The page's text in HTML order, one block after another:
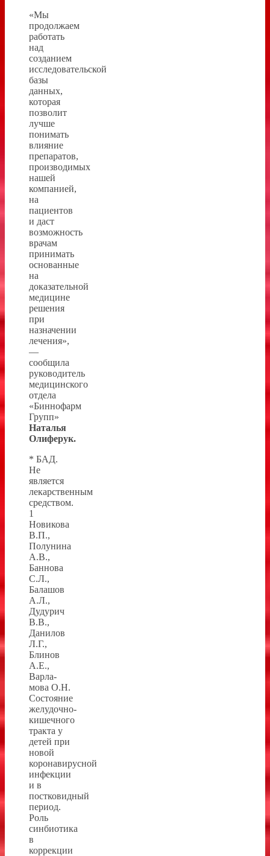
«Мы
продолжаем
работать
над
созданием
исследовательской
базы
данных,
которая
позволит
лучше
понимать
влияние
препаратов,
производимых
нашей
компанией,
на
пациентов
и даст
возможность
врачам
принимать
основанные
на
доказательной
медицине
решения
при
назначении
лечения»,
—
сообщила
руководитель
медицинского
отдела
«Биннофарм
Групп»
Наталья
Олиферук.
* БАД.
Не
является
лекарственным
средством.
1
Новикова
В.П.,
Полунина
А.В.,
Баннова
С.Л.,
Балашов
А.Л.,
Дудурич
В.В.,
Данилов
Л.Г.,
Блинов
А.Е.,
Варла­
мова О.Н.
Состояние
желудочно-
кишечного
тракта у
детей при
новой
коронавирусной
инфекции
и в
постковидный
период.
Роль
синбиотика
в
коррекции